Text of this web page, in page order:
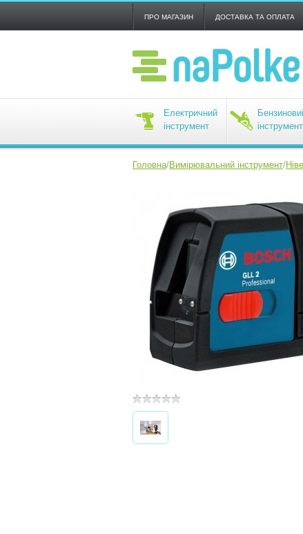
ПРО МАГАЗИН ДОСТАВКА ТА ОПЛАТА
Електричний
інструмент
інструмент
Головна/Вимірювальний інструмент/